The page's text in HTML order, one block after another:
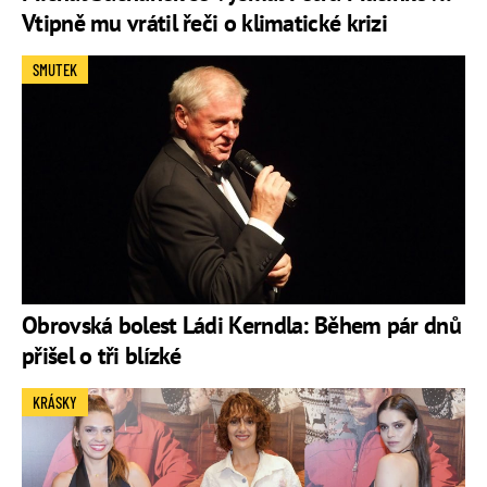
Vtipně mu vrátil řeči o klimatické krizi
Obrovská bolest Ládi Kerndla: Během pár dnů
přišel o tři blízké
SMUTEK
KRÁSKY